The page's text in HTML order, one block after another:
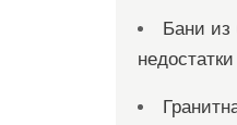
Бани из